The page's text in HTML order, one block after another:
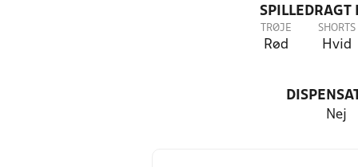
SPILLEDRAGT
TRØJE
Rød
SHORTS
Hvid
Nej